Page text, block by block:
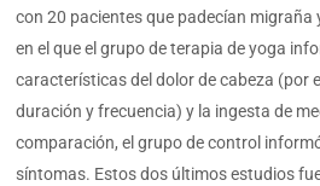
con 20 pacientes que padecían migraña
en el que el grupo de terapia de yoga
características del dolor de cabeza (por
duración y frecuencia) y la ingesta de
comparación, el grupo de control
síntomas. Estos dos últimos estudios